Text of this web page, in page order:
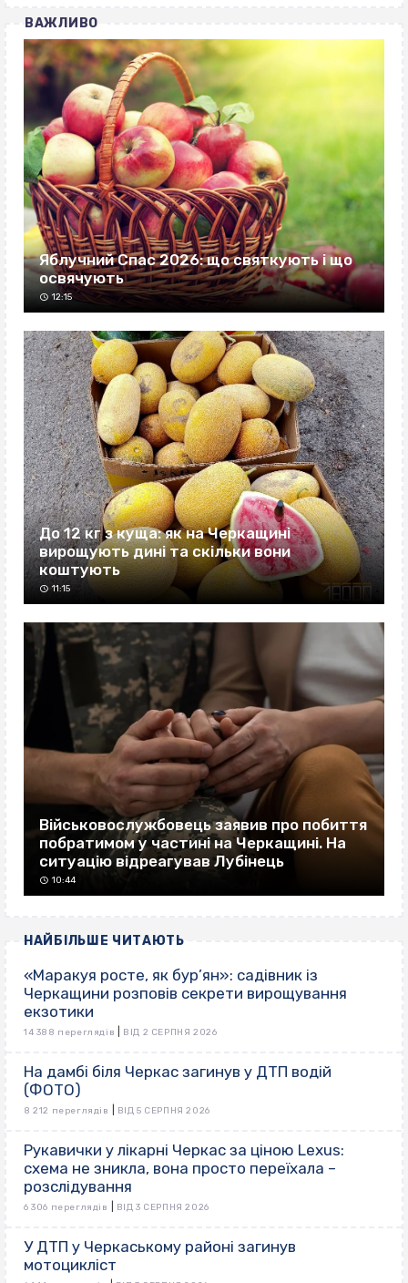
ВАЖЛИВО
Яблучний Спас 2026: що святкують і що
освячують
12:15
До 12 кг з куща: як на Черкащині
вирощують дині та скільки вони
коштують
11:15
Військовослужбовець заявив про побиття
побратимом у частині на Черкащині. На
ситуацію відреагував Лубінець
10:44
НАЙБІЛЬШЕ ЧИТАЮТЬ
«Маракуя росте, як бур’ян»: садівник із
Черкащини розповів секрети вирощування
екзотики
14 388 переглядів ВІД 2 СЕРПНЯ 2026
На дамбі біля Черкас загинув у ДТП водій
(ФОТО)
8 212 переглядів ВІД 5 СЕРПНЯ 2026
Рукавички у лікарні Черкас за ціною Lexus:
схема не зникла, вона просто переїхала –
розслідування
6 306 переглядів ВІД 3 СЕРПНЯ 2026
У ДТП у Черкаському районі загинув
мотоцикліст